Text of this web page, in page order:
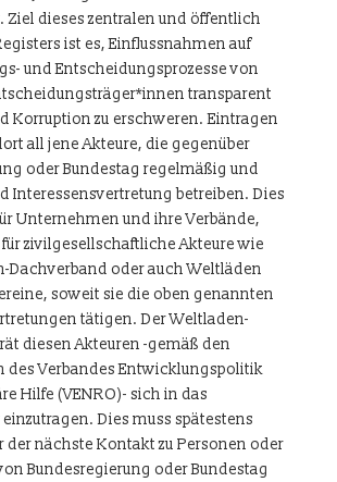
Ziel dieses zentralen und öffentlich
ist es, Einflussnahmen auf
und Entscheidungsprozesse von
transparent
Korruption zu erschweren. Eintragen
all jene Akteure, die gegenüber
oder Bundestag regelmäßig und
Interessensvertretung betreiben. Dies
Unternehmen und ihre Verbände,
zivilgesellschaftliche Akteure wie
Dachverband oder auch Weltläden
soweit sie die oben genannten
tätigen. Der Weltladen-
diesen Akteuren -gemäß den
des Verbandes Entwicklungspolitik
Hilfe (VENRO)- sich in das
Dies muss spätestens
der nächste Kontakt zu Personen oder
Bundesregierung oder Bundestag